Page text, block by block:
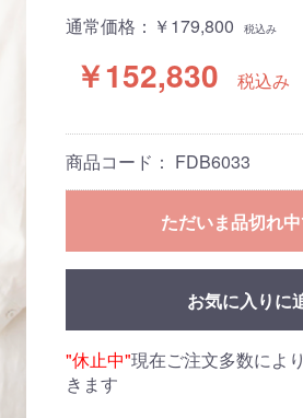
通常価格：￥179,800 税込み
￥152,830 税込み
商品コード： FDB6033
ただいま品切れ中
お気に入りに
"休止中"現在ご注文多数によ
きます